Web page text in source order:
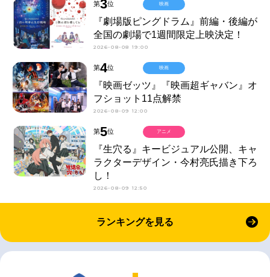
第3位
『劇場版ピングドラム』前編・後編が
全国の劇場で1週間限定上映決定！
2026-08-08 19:00
映画
第4位
『映画ゼッツ』『映画超ギャバン』オ
フショット11点解禁
2026-08-09 12:00
映画
第5位
『生穴る』キービジュアル公開、キャ
ラクターデザイン・今村亮氏描き下ろ
し！
2026-08-09 12:50
アニメ
ランキングを見る